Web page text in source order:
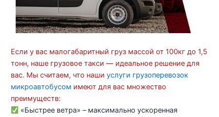
Если у вас малогабаритный груз массой от 100кг до 1,5
тонн, наше грузовое такси — идеальное решение для
вас. Мы считаем, что наши услуги грузоперевозок
микроавтобусом имеют для вас множество
преимуществ:
«Быстрее ветра» – максимально ускоренная